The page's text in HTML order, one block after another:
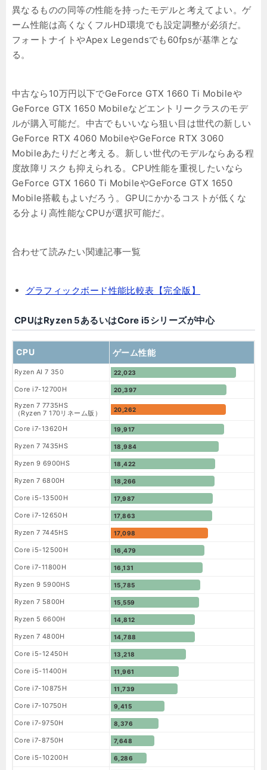
異なるものの同等の性能を持ったモデルと考えてよい。ゲ
ーム性能は高くなくフルHD環境でも設定調整が必須だ。
フォートナイトやApex Legendsでも60fpsが基準とな
る。
中古なら10万円以下でGeForce GTX 1660 Ti Mobileや
GeForce GTX 1650 Mobileなどエントリークラスのモデ
ルが購入可能だ。中古でもいいなら狙い目は世代の新しい
GeForce RTX 4060 MobileやGeForce RTX 3060
Mobileあたりだと考える。新しい世代のモデルならある程
度故障リスクも抑えられる。CPU性能を重視したいなら
GeForce GTX 1660 Ti MobileやGeForce GTX 1650
Mobile搭載もよいだろう。GPUにかかるコストが低くな
る分より高性能なCPUが選択可能だ。
合わせて読みたい関連記事一覧
グラフィックボード性能比較表【完全版】
CPUはRyzen 5あるいはCore i5シリーズが中心
CPU ゲーム性能
Ryzen AI 7 350 22,023
Core i7-12700H 20,397
Ryzen 7 7735HS
（Ryzen 7 170リネーム版）
20,262
Core i7-13620H 19,917
Ryzen 7 7435HS 18,984
Ryzen 9 6900HS 18,422
Ryzen 7 6800H 18,266
Core i5-13500H 17,987
Core i7-12650H 17,863
Ryzen 7 7445HS 17,098
Core i5-12500H 16,479
Core i7-11800H 16,131
Ryzen 9 5900HS 15,785
Ryzen 7 5800H 15,559
Ryzen 5 6600H 14,812
Ryzen 7 4800H 14,788
Core i5-12450H 13,218
Core i5-11400H 11,961
Core i7-10875H 11,739
Core i7-10750H 9,415
Core i7-9750H 8,376
Core i7-8750H 7,648
Core i5-10200H 6,286